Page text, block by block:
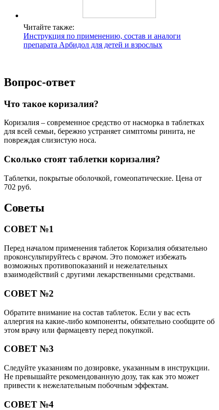
Читайте также:
Инструкция по применению, состав и аналоги
препарата Арбидол для детей и взрослых
Вопрос-ответ
Что такое коризалия?
Коризалия – современное средство от насморка в таблетках
для всей семьи, бережно устраняет симптомы ринита, не
повреждая слизистую носа.
Сколько стоят таблетки коризалия?
Таблетки, покрытые оболочкой, гомеопатические. Цена от
702 руб.
Советы
СОВЕТ №1
Перед началом применения таблеток Коризалия обязательно
проконсультируйтесь с врачом. Это поможет избежать
возможных противопоказаний и нежелательных
взаимодействий с другими лекарственными средствами.
СОВЕТ №2
Обратите внимание на состав таблеток. Если у вас есть
аллергия на какие-либо компоненты, обязательно сообщите об
этом врачу или фармацевту перед покупкой.
СОВЕТ №3
Следуйте указаниям по дозировке, указанным в инструкции.
Не превышайте рекомендованную дозу, так как это может
привести к нежелательным побочным эффектам.
СОВЕТ №4